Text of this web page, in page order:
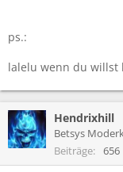
ps.:
lalelu wenn du willst
Hendrixhill
Betsys
Beiträge 656